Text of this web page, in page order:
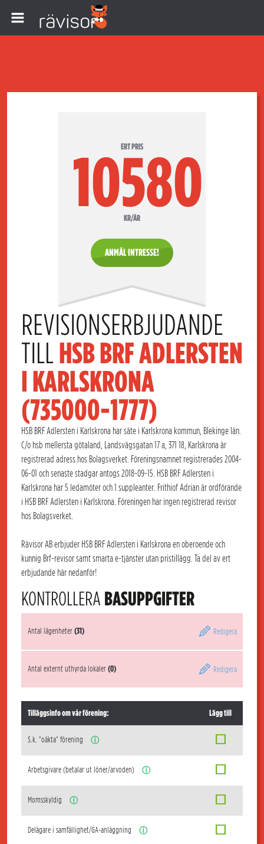
ERT PRIS
10580
KR/ÅR
ANMÄL INTRESSE!
REVISIONSERBJUDANDE
TILL HSB BRF ADLERSTEN
I KARLSKRONA
(735000-1777)
HSB BRF Adlersten i Karlskrona har säte i Karlskrona kommun, Blekinge län.
C/o hsb mellersta götaland, Landsvägsgatan 17 a, 371 18, Karlskrona är
registrerad adress hos Bolagsverket. Föreningsnamnet registrerades 2004-
06-01 och senaste stadgar antogs 2018-09-15. HSB BRF Adlersten i
Karlskrona har 5 ledamöter och 1 suppleanter. Frithiof Adrian är ordförande
i HSB BRF Adlersten i Karlskrona. Föreningen har ingen registrerad revisor
hos Bolagsverket.
Rävisor AB erbjuder HSB BRF Adlersten i Karlskrona en oberoende och
kunnig Brf-revisor samt smarta e-tjänster utan pristillägg. Ta del av ert
erbjudande här nedanför!
KONTROLLERA BASUPPGIFTER
Antal lägenheter(31) Redigera
Antal externt uthyrda lokaler(0) Redigera
Tilläggsinfo om vår förening: Lägg till
S.k. "oäkta" förening ⓘ
Arbetsgivare (betalar ut löner/arvoden) ⓘ
Momsskyldig ⓘ
Delägare i samfällighet/GA-anläggning ⓘ